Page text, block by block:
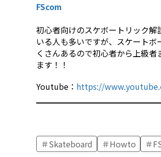
FScom
初心者向けのスケボートリック
いる人も多いですが、スケート
くさんあるので初心者から上級
ます！！
Youtube： https://
Skateboard Howto